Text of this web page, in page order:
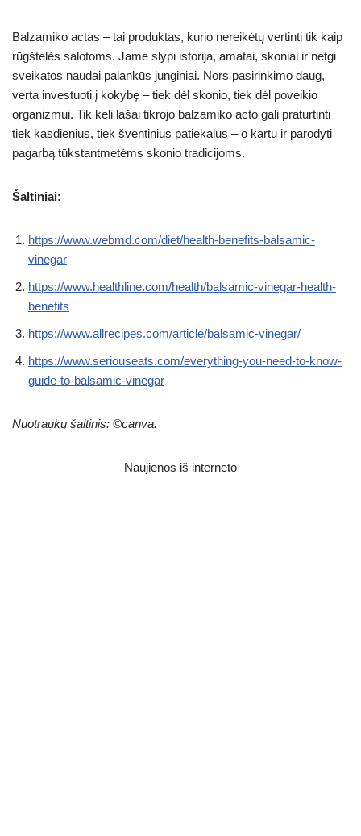
Balzamiko actas – tai produktas, kurio nereikėtų vertinti tik kaip
rūgštelės salotoms. Jame slypi istorija, amatai, skoniai ir netgi
sveikatos naudai palankūs junginiai. Nors pasirinkimo daug,
verta investuoti į kokybę – tiek dėl skonio, tiek dėl poveikio
organizmui. Tik keli lašai tikrojo balzamiko acto gali praturtinti
tiek kasdienius, tiek šventinius patiekalus – o kartu ir parodyti
pagarbą tūkstantmetėms skonio tradicijoms.
Šaltiniai:
https://www.webmd.com/diet/health-benefits-balsamic-
vinegar
https://www.healthline.com/health/balsamic-vinegar-health-
benefits
https://www.allrecipes.com/article/balsamic-vinegar/
https://www.seriouseats.com/everything-you-need-to-know-
guide-to-balsamic-vinegar
Nuotraukų šaltinis: ©canva.
Naujienos iš interneto